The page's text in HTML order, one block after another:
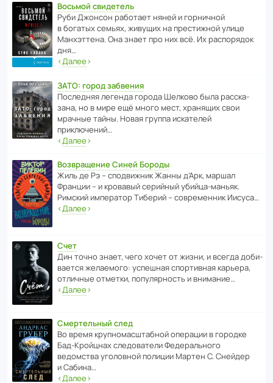
Восьмой свидетель
Руби Джонсон рабо­тает няней и горни­чной
в богатых семьях, живущих на прес­ти­жной улице
Манх­эт­тена. Она знает про них всё. Их распо­рядок
дня…
‹Далее›
ЗАТО: город забвения
После­дняя легенда города Шелково была расска­
зана, но в мире ещё много мест, хранящих свои
мрачные тайны. Новая группа иска­телей
приключений…
‹Далее›
Возвращение Синей Бороды
Жиль де Рэ – спод­ви­жник Жанны д’Арк, маршал
Франции – и кровавый серийный убийца-маньяк.
Римский импе­ратор Тиберий – совре­менник Иисуса…
‹Далее›
Счет
Дин точно знает, чего хочет от жизни, и всегда доби­
ва­ется жела­е­мого: успе­шная спор­ти­вная карьера,
отли­чные отметки, попу­ля­р­ность и внимание…
‹Далее›
Смертельный след
Во время круп­но­мас­ш­та­бной операции в городке
Бад‑Крой­цнах следо­ва­тели Феде­раль­ного
ведомства уголо­вной полиции Мартен С. Снейдер
и Сабина…
‹Далее›